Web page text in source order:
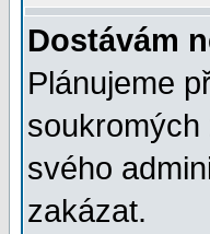
Dostávám
Plánujeme
soukromých
svého
zakázat.